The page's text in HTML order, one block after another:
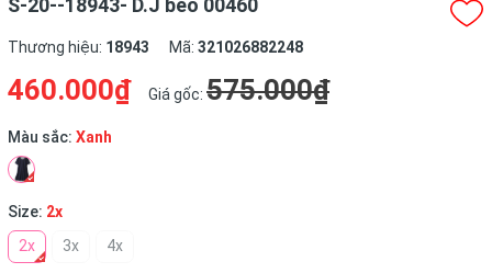
Thương hiệu: 18943 Mã: 321026882248
460.000₫ Giá gốc: 575.000₫
Màu sắc: Xanh
Size: 2x
2x
3x 4x